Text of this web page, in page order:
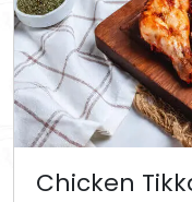
Chicken